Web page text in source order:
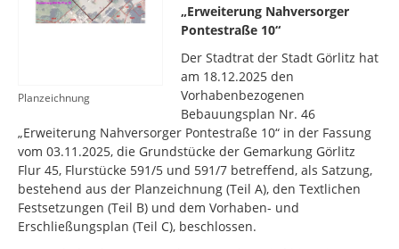
Planzeichnung
„Erweiterung Nahversorger
Pontestraße 10“
Der Stadtrat der Stadt Görlitz hat
am 18.12.2025 den
Vorhabenbezogenen
Bebauungsplan Nr. 46
„Erweiterung Nahversorger Pontestraße 10“ in der Fassung
vom 03.11.2025, die Grundstücke der Gemarkung Görlitz
Flur 45, Flurstücke 591/5 und 591/7 betreffend, als Satzung,
bestehend aus der Planzeichnung (Teil A), den Textlichen
Festsetzungen (Teil B) und dem Vorhaben- und
Erschließungsplan (Teil C), beschlossen.